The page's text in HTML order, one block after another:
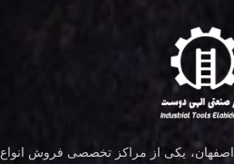
یکی از مراکز تخصصی فروش انواع